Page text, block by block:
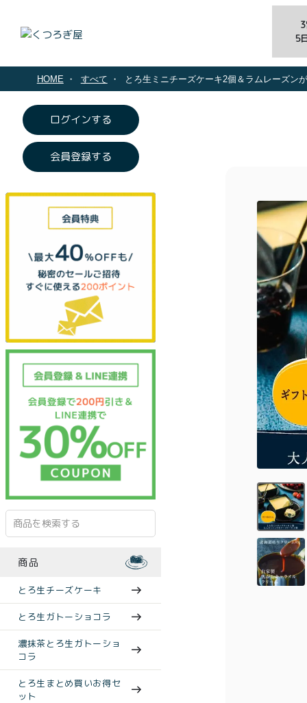
5
HOME すべて とろ生ミニチーズケーキ2個＆ラムレーズン
ログインする
会員登録する
商品
とろ生チーズケーキ
とろ生ガトーショコラ
濃抹茶とろ生ガトーショ
コラ
とろ生まとめ買いお得セ
ット